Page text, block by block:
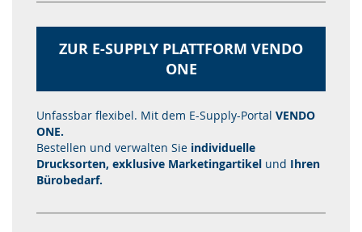
ZUR E-SUPPLY PLATTFORM VENDO
ONE
Unfassbar flexibel. Mit dem E-Supply-Portal VENDO
ONE.
Bestellen und verwalten Sie individuelle
Drucksorten, exklusive Marketingartikel und Ihren
Bürobedarf.